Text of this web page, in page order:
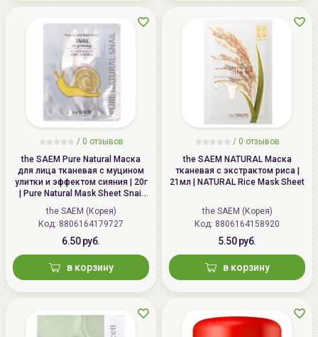
/ 0 отзывов
the SAEM Pure Natural Маска
для лица тканевая с муцином
улитки и эффектом сияния | 20г
| Pure Natural Mask Sheet Snail
Brightening
the SAEM (Корея)
Код: 8806164179727
6.50 руб.
в корзину
/ 0 отзывов
the SAEM NATURAL Маска
тканевая с экстрактом риса |
21мл | NATURAL Rice Mask Sheet
the SAEM (Корея)
Код: 8806164158920
5.50 руб.
в корзину